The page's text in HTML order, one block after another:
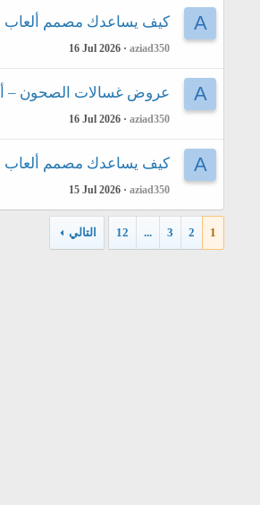
A كيف يساعدك مصمم ألعاب
aziad350
16 Jul 2026
A عروض غسالات الصحون –
aziad350
16 Jul 2026
A كيف يساعدك مصمم ألعاب
aziad350
15 Jul 2026
1
2
3
...
12 التالي